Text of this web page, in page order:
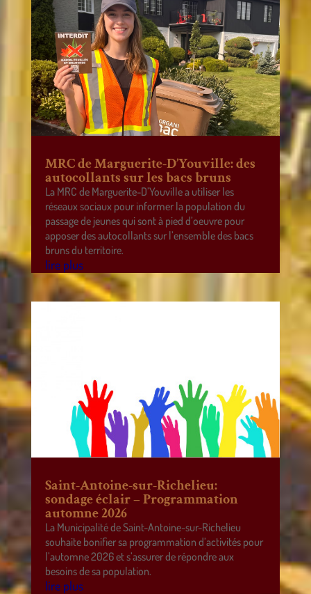
MRC de Marguerite-D’Youville: des
autocollants sur les bacs bruns
La MRC de Marguerite-D’Youville a utiliser les
réseaux sociaux pour informer la population du
passage de jeunes qui sont à pied d’oeuvre pour
apposer des autocollants sur l’ensemble des bacs
bruns du territoire.
lire plus
Saint-Antoine-sur-Richelieu:
sondage éclair – Programmation
automne 2026
La Municipalité de Saint-Antoine-sur-Richelieu
souhaite bonifier sa programmation d’activités pour
l’automne 2026 et s’assurer de répondre aux
besoins de sa population.
lire plus